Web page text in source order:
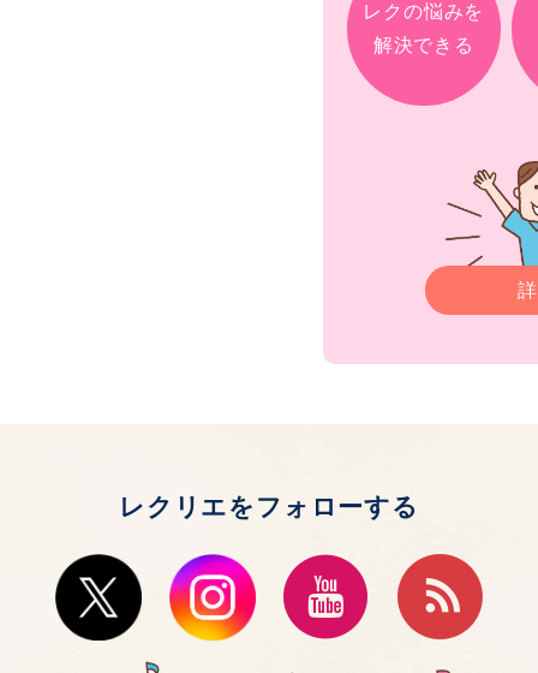
レクの悩みを
解決できる
レクリエをフォローする